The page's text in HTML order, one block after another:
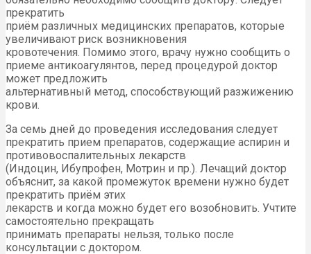
прекратить
приём различных медицинских препаратов, которые
увеличивают риск возникновения
кровотечения. Помимо этого, врачу нужно сообщить о
приеме антикоагулянтов, перед процедурой доктор
может предложить
альтернативный метод, способствующий разжижению
крови.
За семь дней до проведения исследования следует
прекратить прием препаратов, содержащие аспирин и
противовоспалительных лекарств
(Индоцин, Ибупрофен, Мотрин и пр.). Лечащий доктор
объяснит, за какой промежуток времени нужно будет
прекратить приём этих
лекарств и когда можно будет его возобновить. Учтите
самостоятельно прекращать
принимать препараты нельзя, только после
консультации с доктором.